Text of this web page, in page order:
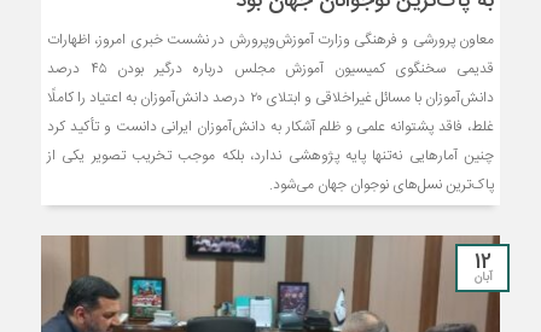
معاون پرورشی و فرهنگی وزارت آموزش‌وپرورش در نشست خبری امروز، اظهارات
قدیمی سخنگوی کمیسیون آموزش مجلس درباره درگیر بودن ۴۵ درصد
دانش‌آموزان با مسائل غیراخلاقی و ابتلای ۲۰ درصد دانش‌آموزان به اعتیاد را کاملًا
غلط، فاقد پشتوانه علمی و ظلم آشکار به دانش‌آموزان ایرانی دانست و تأکید کرد
چنین آمارهایی نه‌تنها پایه پژوهشی ندارد، بلکه موجب تخریب تصویر یکی از
پاک‌ترین نسل‌های نوجوان جهان می‌شود.
12
آبان